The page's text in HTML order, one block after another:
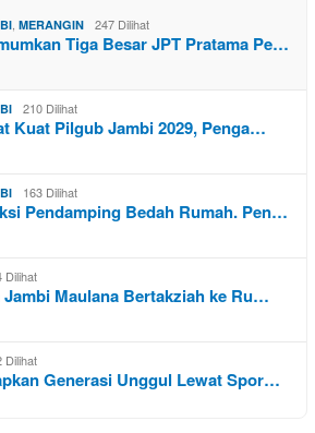
, MERANGIN 247 Dilihat
Tiga Besar JPT Pratama Pe…
210 Dilihat
Kuat Pilgub Jambi 2029, Penga…
163 Dilihat
Pendamping Bedah Rumah. Pen…
Dilihat
Jambi Maulana Bertakziah ke Ru…
Dilihat
Generasi Unggul Lewat Spor…